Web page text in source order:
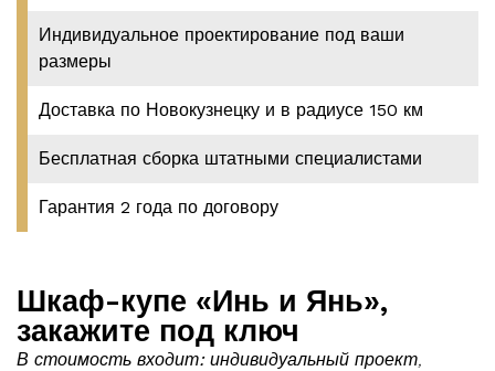
Индивидуальное проектирование под ваши
размеры
Доставка по Новокузнецку и в радиусе 150 км
Бесплатная сборка штатными специалистами
Гарантия 2 года по договору
Шкаф-купе «Инь и Янь»,
закажите под ключ
В стоимость входит:индивидуальный проект,